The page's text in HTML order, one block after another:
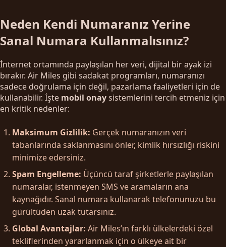
Neden Kendi Numaranız Yerine
Sanal Numara Kullanmalısınız?
İnternet ortamında paylaşılan her veri, dijital bir ayak izi
bırakır. Air Miles gibi sadakat programları, numaranızı
sadece doğrulama için değil, pazarlama faaliyetleri için de
kullanabilir. İşte mobil onaysistemlerini tercih etmeniz için
en kritik nedenler:
Maksimum Gizlilik: Gerçek numaranızın veri
tabanlarında saklanmasını önler, kimlik hırsızlığı riskini
minimize edersiniz.
Spam Engelleme: Üçüncü taraf şirketlerle paylaşılan
numaralar, istenmeyen SMS ve aramaların ana
kaynağıdır. Sanal numara kullanarak telefonunuzu bu
gürültüden uzak tutarsınız.
Global Avantajlar: Air Miles’ın farklı ülkelerdeki özel
tekliflerinden yararlanmak için o ülkeye ait bir